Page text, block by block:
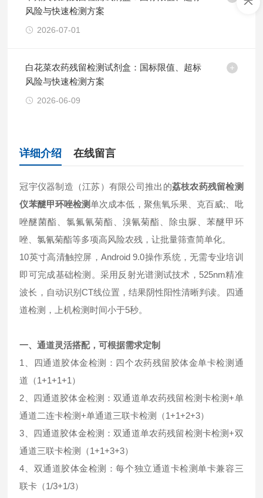
风险与快速检测方案
2026-07-01
白花菜农药残留检测试剂盒：国标限值、超标
风险与快速检测方案
2026-06-09
详细介绍 在线留言
冠宇仪器制造（江苏）有限公司推出的荔枝农药残留检测
仪苯醚甲环唑检测单次成本低，聚焦氧乐果、克百威;、吡
唑醚菌酯、氯氟氰菊酯、溴氰菊酯、除虫脲、苯醚甲环
唑、氯氰菊酯等多项高风险农残，让批量筛查简单化。
10英寸高清触控屏，Android 9.0操作系统，无需专业培训
即可完成基础检测。采用反射光谱测试技术，525nm精准
波长，自动识别CT线位置，结果阴性阳性清晰判读。四通
道检测，上机检测时间小于5秒。
一、通道灵活搭配，可根据需求定制
1、四通道胶体金检测：四个农药残留胶体金单卡检测通
道（1+1+1+1）
2、四通道胶体金检测：双通道单农药残留检测卡检测+单
通道二连卡检测+单通道三联卡检测（1+1+2+3）
3、四通道胶体金检测：双通道单农药残留检测卡检测+双
通道三联卡检测（1+1+3+3）
4、双通道胶体金检测：每个独立通道卡检测单卡兼容三
联卡（1/3+1/3）